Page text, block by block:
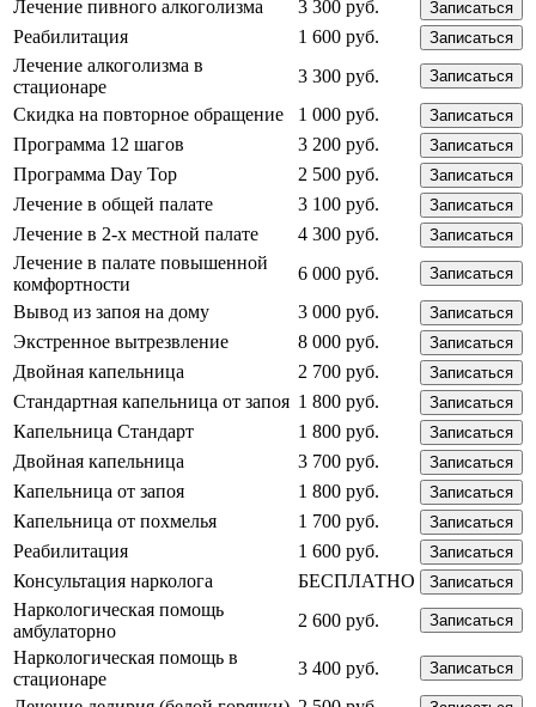
Лечение пивного алкоголизма 3 300 руб. Записаться
Реабилитация 1 600 руб. Записаться
Лечение алкоголизма в
стационаре
3 300 руб. Записаться
Скидка на повторное обращение 1 000 руб. Записаться
Программа 12 шагов 3 200 руб. Записаться
Программа Day Top 2 500 руб. Записаться
Лечение в общей палате 3 100 руб. Записаться
Лечение в 2-х местной палате 4 300 руб. Записаться
Лечение в палате повышенной
комфортности
6 000 руб. Записаться
Вывод из запоя на дому 3 000 руб. Записаться
Экстренное вытрезвление 8 000 руб. Записаться
Двойная капельница 2 700 руб. Записаться
Стандартная капельница от запоя 1 800 руб. Записаться
Капельница Стандарт 1 800 руб. Записаться
Двойная капельница 3 700 руб. Записаться
Капельница от запоя 1 800 руб. Записаться
Капельница от похмелья 1 700 руб. Записаться
Реабилитация 1 600 руб. Записаться
Консультация нарколога БЕСПЛАТНО Записаться
Наркологическая помощь
амбулаторно
2 600 руб. Записаться
Наркологическая помощь в
стационаре
3 400 руб. Записаться